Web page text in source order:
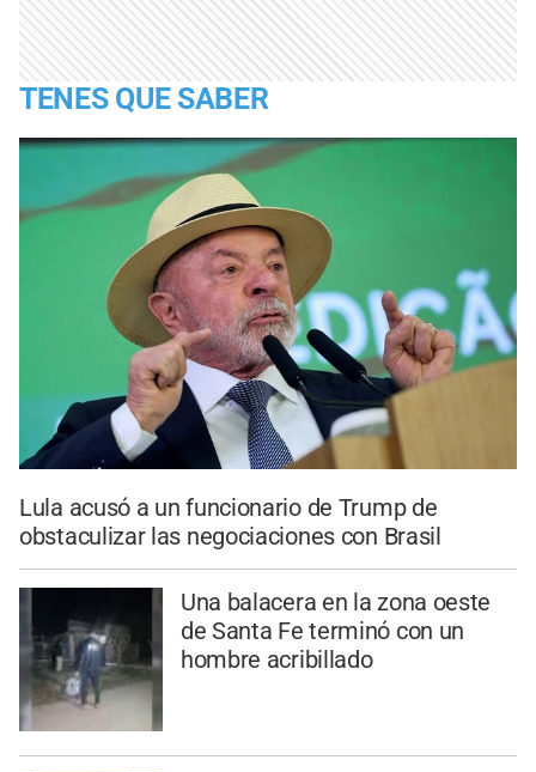
TENES QUE SABER
Lula acusó a un funcionario de Trump de
obstaculizar las negociaciones con Brasil
Una balacera en la zona oeste
de Santa Fe terminó con un
hombre acribillado